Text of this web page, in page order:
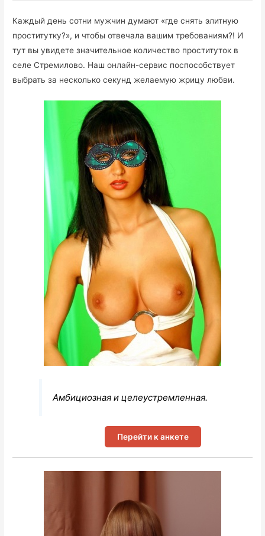
Каждый день сотни мужчин думают «где снять элитную
проститутку?», и чтобы отвечала вашим требованиям?! И
тут вы увидете значительное количество проституток в
селе Стремилово. Наш онлайн-сервис поспособствует
выбрать за несколько секунд желаемую жрицу любви.
Амбициозная и целеустремленная.
Перейти к анкете